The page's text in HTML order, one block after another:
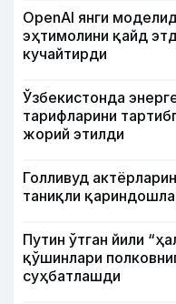
OpenAI янги
эҳтимолини қайд
кучайтирди
Ўзбекистонда
тарифларини
жорий этилди
Голливуд
таниқли
Путин ўтган йили
қўшинлари
суҳбатлашди